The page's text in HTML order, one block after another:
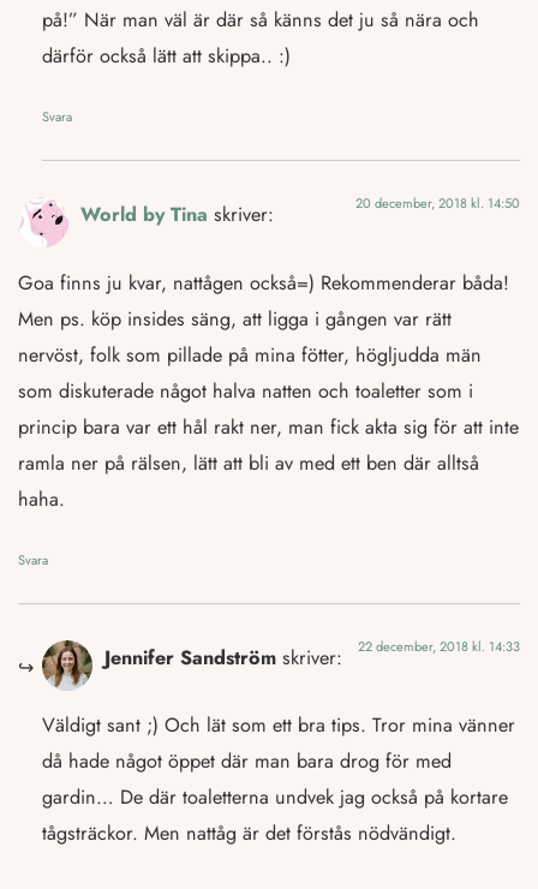
på!” När man väl är där så känns det ju så nära och
därför också lätt att skippa.. :)
Svara
World by Tina skriver: 20 december, 2018 kl. 14:50
Goa finns ju kvar, nattågen också=) Rekommenderar båda!
Men ps. köp insides säng, att ligga i gången var rätt
nervöst, folk som pillade på mina fötter, högljudda män
som diskuterade något halva natten och toaletter som i
princip bara var ett hål rakt ner, man fick akta sig för att inte
ramla ner på rälsen, lätt att bli av med ett ben där alltså
haha.
Svara
Jennifer Sandström skriver: 22 december, 2018 kl. 14:33
Väldigt sant ;) Och lät som ett bra tips. Tror mina vänner
då hade något öppet där man bara drog för med
gardin… De där toaletterna undvek jag också på kortare
tågsträckor. Men nattåg är det förstås nödvändigt.